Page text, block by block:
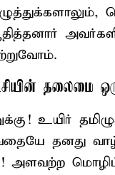
தலைமை
உயிர்
தனது
அளவற்ற